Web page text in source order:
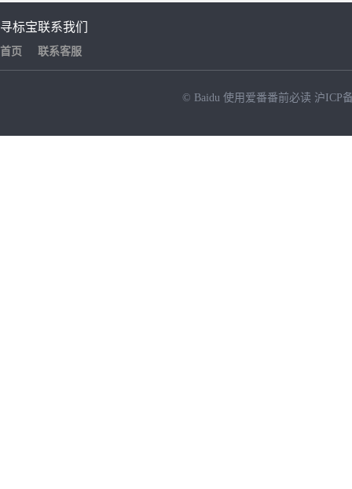
寻标宝
首页
联系我们
联系客服
© Baidu 使用爱番番前必读 沪ICP